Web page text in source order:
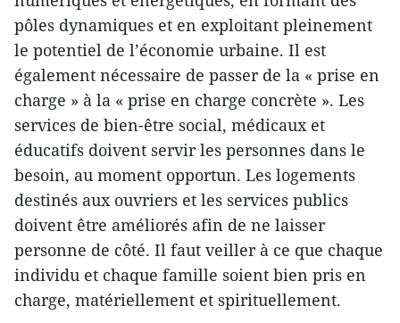
pôles dynamiques et en exploitant pleinement
le potentiel de l’économie urbaine. Il est
également nécessaire de passer de la « prise en
charge » à la « prise en charge concrète ». Les
services de bien-être social, médicaux et
éducatifs doivent servir les personnes dans le
besoin, au moment opportun. Les logements
destinés aux ouvriers et les services publics
doivent être améliorés afin de ne laisser
personne de côté. Il faut veiller à ce que chaque
individu et chaque famille soient bien pris en
charge, matériellement et spirituellement.